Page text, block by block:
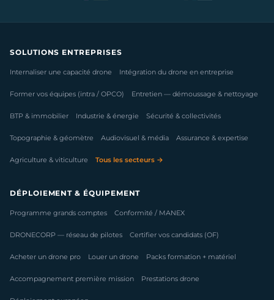
SOLUTIONS ENTREPRISES
Internaliser une capacité drone Intégration du drone en entreprise
Former vos équipes (intra / OPCO) Entretien — démoussage & nettoyage
BTP & immobilier Industrie & énergie Sécurité & collectivités
Topographie & géomètre Audiovisuel & média Assurance & expertise
Agriculture & viticulture Tous les secteurs →
DÉPLOIEMENT & ÉQUIPEMENT
Programme grands comptes Conformité / MANEX
DRONECORP — réseau de pilotes Certifier vos candidats (OF)
Acheter un drone pro Louer un drone Packs formation + matériel
Accompagnement première mission Prestations drone